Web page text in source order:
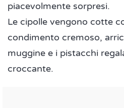
piacevolmente sorpresi.
Le cipolle vengono cotte
condimento cremoso,
muggine e i pistacchi
croccante.